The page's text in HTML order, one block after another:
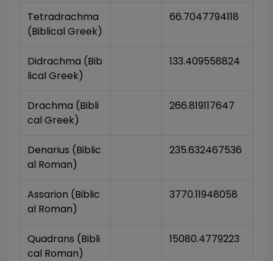
Tetradrachma
(Biblical Greek)
66.7047794118
Didrachma (Bib
lical Greek)
133.409558824
Drachma (Bibli
cal Greek)
266.819117647
Denarius (Biblic
al Roman)
235.632467536
Assarion (Biblic
al Roman)
3770.11948058
Quadrans (Bibli
cal Roman)
15080.4779223